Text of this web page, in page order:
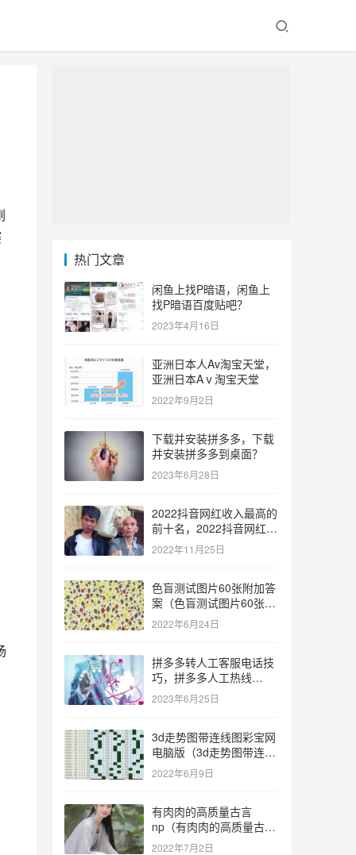
热门文章
闲鱼上找P暗语，闲鱼上
找P暗语百度贴吧？
2023年4月16日
亚洲日本人Av淘宝天堂，
亚洲日本Aⅴ淘宝天堂
2022年9月2日
下载并安装拼多多，下载
并安装拼多多到桌面？
2023年6月28日
2022抖音网红收入最高的
前十名，2022抖音网红收
入最高的前十名有哪些？
2022年11月25日
色盲测试图片60张附加答
案（色盲测试图片60张复
杂）
2022年6月24日
拼多多转人工客服电话技
巧，拼多多人工热线
9541344？
2023年6月25日
3d走势图带连线图彩宝网
电脑版（3d走势图带连线
图彩宝网手机版）
2022年6月9日
有肉肉的高质量古言
np（有肉肉的高质量古言
np推荐）
2022年7月2日